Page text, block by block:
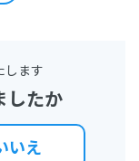
します
したか
いえ